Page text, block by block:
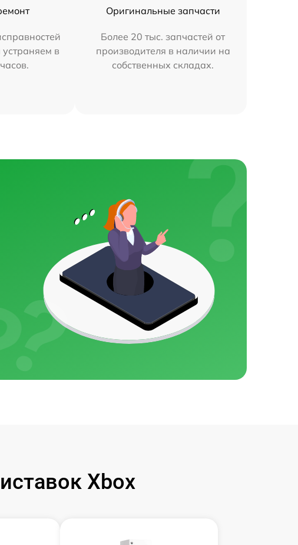
в
Оригинальные запчасти
Более 20 тыс. запчастей от
производителя в наличии на
собственных складах.
Xbox